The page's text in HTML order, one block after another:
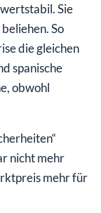
Sie
So
die gleichen
spanische
obwohl
nicht mehr
mehr für